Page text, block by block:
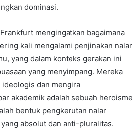
dominasi.
mengingatkan bagaimana
kali mengalami penjinakan nalar
yang dalam konteks gerakan ini
yang menyimpang. Mereka
dan mengira
akademik adalah sebuah heroisme
bentuk pengkerutan nalar
absolut dan anti-pluralitas.